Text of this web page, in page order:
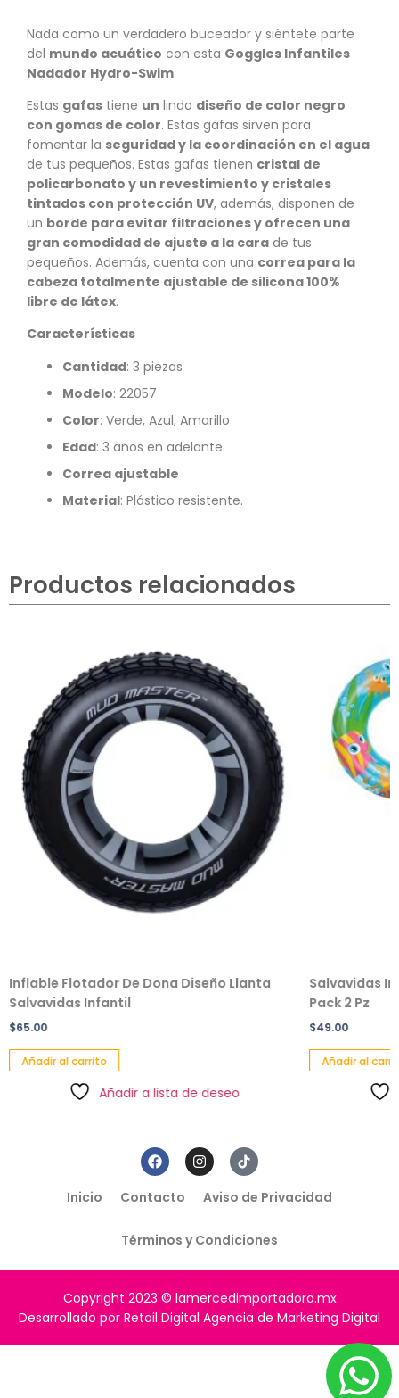
Nada como un verdadero buceador y siéntete parte
del mundo acuático con esta Goggles Infantiles
Nadador Hydro-Swim.
Estas gafas tiene un lindo diseño de color negro
con gomas de color. Estas gafas sirven para
fomentar la seguridad y la coordinación en el agua
de tus pequeños. Estas gafas tienen cristal de
policarbonato y un revestimiento y cristales
tintados con protección UV, además, disponen de
un borde para evitar filtraciones y ofrecen una
gran comodidad de ajuste a la cara de tus
pequeños. Además, cuenta con una correa para la
cabeza totalmente ajustable de silicona 100%
libre de látex.
Características
Cantidad: 3 piezas
Modelo: 22057
Color: Verde, Azul, Amarillo
Edad: 3 años en adelante.
Correa ajustable
Material: Plástico resistente.
Productos relacionados
Inflable Flotador De Dona Diseño Llanta
Salvavidas Infantil
$65.00
Añadir al carrito
Añadir a lista de deseo
Salvavidas
Pack 2 Pz
$49.00
Añadir al
Inicio Contacto Aviso de Privacidad
Términos y Condiciones
Copyright 2023 © lamercedimportadora.mx
Desarrollado por Retail Digital Agencia de Marketing Digital